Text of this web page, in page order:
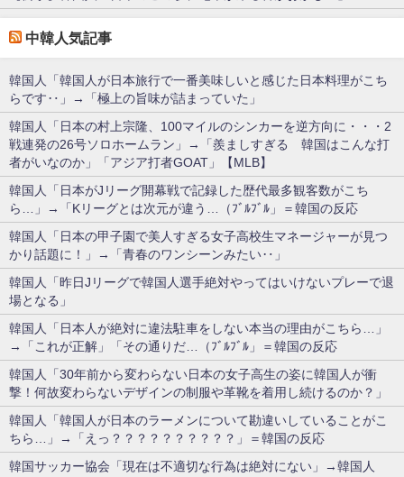
中韓人気記事
韓国人「韓国人が日本旅行で一番美味しいと感じた日本料理がこち
らです‥」→「極上の旨味が詰まっていた」
韓国人「日本の村上宗隆、100マイルのシンカーを逆方向に・・・2
戦連発の26号ソロホームラン」→「羨ましすぎる 韓国はこんな打
者がいなのか」「アジア打者GOAT」【MLB】
韓国人「日本がJリーグ開幕戦で記録した歴代最多観客数がこち
ら…」→「Kリーグとは次元が違う…（ﾌﾞﾙﾌﾞﾙ」＝韓国の反応
韓国人「日本の甲子園で美人すぎる女子高校生マネージャーが見つ
かり話題に！」→「青春のワンシーンみたい‥」
韓国人「昨日Jリーグで韓国人選手絶対やってはいけないプレーで退
場となる」
韓国人「日本人が絶対に違法駐車をしない本当の理由がこちら…」
→「これが正解」「その通りだ…（ﾌﾞﾙﾌﾞﾙ」＝韓国の反応
韓国人「30年前から変わらない日本の女子高生の姿に韓国人が衝
撃！何故変わらないデザインの制服や革靴を着用し続けるのか？」
韓国人「韓国人が日本のラーメンについて勘違いしていることがこ
ちら…」→「えっ？？？？？？？？？？」＝韓国の反応
韓国サッカー協会「現在は不適切な行為は絶対にない」→韓国人